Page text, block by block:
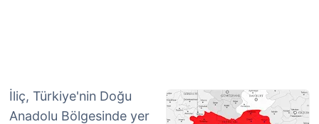
İliç, Türkiye'nin Doğu
Anadolu Bölgesinde yer